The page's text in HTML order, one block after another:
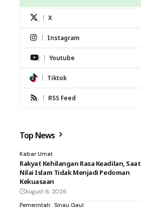
X
Instagram
Youtube
Tiktok
RSS Feed
Top News
Kabar Umat
Rakyat Kehilangan Rasa Keadilan, Saat
Nilai Islam Tidak Menjadi Pedoman
Kekuasaan
August 6, 2026
Pemerintah
Sinau Gaul